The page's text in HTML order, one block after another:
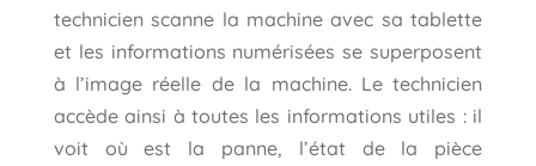
technicien scanne la machine avec sa tablette
et les informations numérisées se superposent
à l’image réelle de la machine. Le technicien
accède ainsi à toutes les informations utiles : il
voit où est la panne, l’état de la pièce